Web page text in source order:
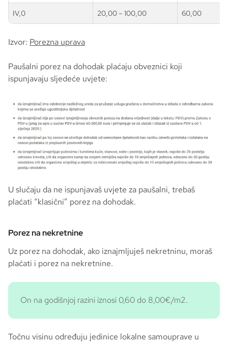
IV,0 20,00 – 100,00 60,00
Izvor: Porezna uprava
Paušalni porez na dohodak plaćaju obveznici koji
ispunjavaju sljedeće uvjete:
U slučaju da ne ispunjavaš uvjete za paušalni, trebaš
plaćati “klasični” porez na dohodak.
Porez na nekretnine
Uz porez na dohodak, ako iznajmljuješ nekretninu, moraš
plaćati i porez na nekretnine.
On na godišnjoj razini iznosi 0,60 do 8,00€/m2.
Točnu visinu određuju jedinice lokalne samouprave u